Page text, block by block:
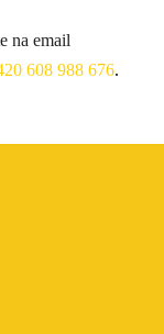
na email
608 988 676.